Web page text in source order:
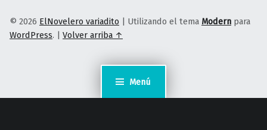
Menú
© 2026 ElNovelero variadito | Utilizando el tema Modern para
WordPress. | Volver arriba ↑